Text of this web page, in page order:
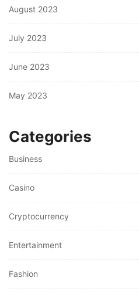
August 2023
July 2023
June 2023
May 2023
Categories
Business
Casino
Cryptocurrency
Entertainment
Fashion